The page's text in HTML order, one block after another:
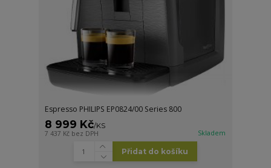
Espresso PHILIPS EP0824/00 Series 800
8 999 Kč/KS
7 437 Kč bez DPH Skladem
Přidat do košíku